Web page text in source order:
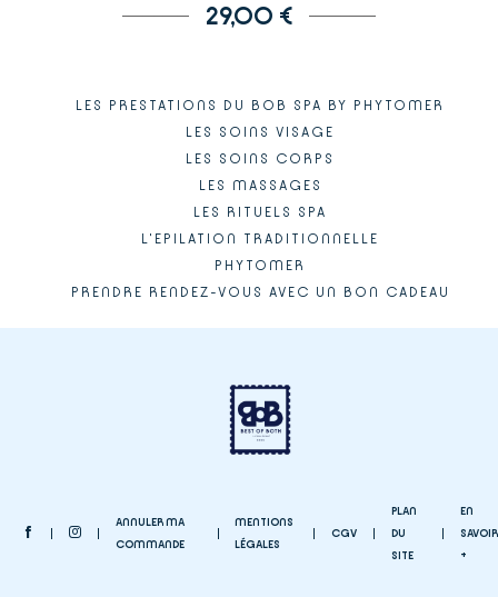
29,00 €
LES PRESTATIONS DU BOB SPA BY PHYTOMER
LES SOINS VISAGE
LES SOINS CORPS
LES MASSAGES
LES RITUELS SPA
L'EPILATION TRADITIONNELLE
PHYTOMER
PRENDRE RENDEZ-VOUS AVEC UN BON CADEAU
ANNULER MA
COMMANDE
MENTIONS
LÉGALES
CGV
PLAN
DU
SITE
EN
SAVOIR
+